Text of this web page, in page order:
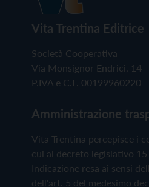
Vita Trentina Editrice
Società Cooperativa
Via Monsignor Endrici, 14
P.IVA e C.F. 00199960220
Amministrazione
Vita Trentina percepisce i
cui al decreto legislativo 15
Indicazione resa ai sensi
dell'art. 5 del medesimo